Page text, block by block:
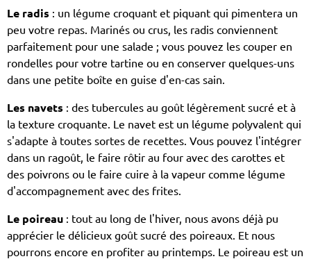
Le radis : un légume croquant et piquant qui pimentera un
peu votre repas. Marinés ou crus, les radis conviennent
parfaitement pour une salade ; vous pouvez les couper en
rondelles pour votre tartine ou en conserver quelques-uns
dans une petite boîte en guise d'en-cas sain.
Les navets : des tubercules au goût légèrement sucré et à
la texture croquante. Le navet est un légume polyvalent qui
s'adapte à toutes sortes de recettes. Vous pouvez l'intégrer
dans un ragoût, le faire rôtir au four avec des carottes et
des poivrons ou le faire cuire à la vapeur comme légume
d'accompagnement avec des frites.
Le poireau : tout au long de l'hiver, nous avons déjà pu
apprécier le délicieux goût sucré des poireaux. Et nous
pourrons encore en profiter au printemps. Le poireau est un